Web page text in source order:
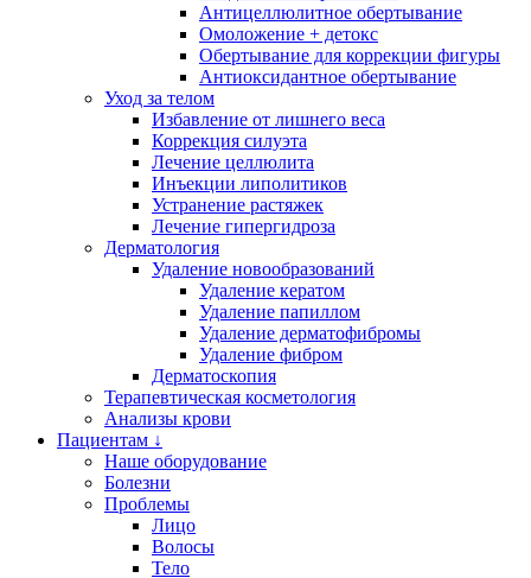
Антицеллюлитное обертывание
Омоложение + детокс
Обертывание для коррекции фигуры
Антиоксидантное обертывание
Уход за телом
Избавление от лишнего веса
Коррекция силуэта
Лечение целлюлита
Инъекции липолитиков
Устранение растяжек
Лечение гипергидроза
Дерматология
Удаление новообразований
Удаление кератом
Удаление папиллом
Удаление дерматофибромы
Удаление фибром
Дерматоскопия
Терапевтическая косметология
Анализы крови
Пациентам ↓
Наше оборудование
Болезни
Проблемы
Лицо
Волосы
Тело